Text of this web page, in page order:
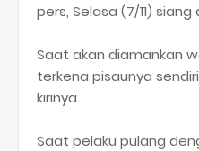
pers, Selasa (7/11)
Saat akan diamankan
terkena pisaunya
kirinya.
Saat pelaku pulang